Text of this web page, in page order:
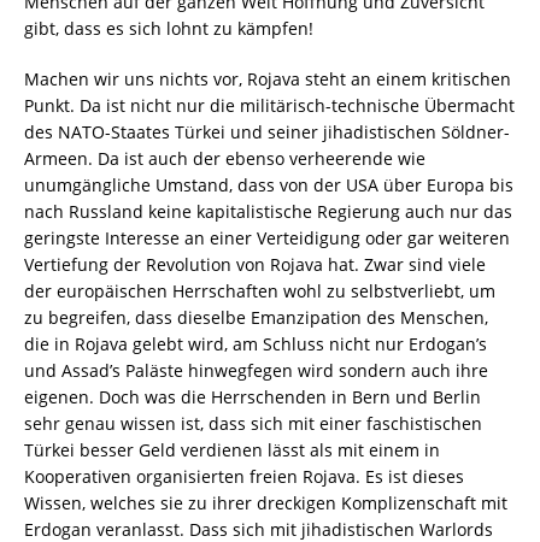
gibt, dass es sich lohnt zu kämpfen!
Machen wir uns nichts vor, Rojava steht an einem kritischen
Punkt. Da ist nicht nur die militärisch-technische Übermacht
des NATO-Staates Türkei und seiner jihadistischen Söldner-
Armeen. Da ist auch der ebenso verheerende wie
unumgängliche Umstand, dass von der USA über Europa bis
nach Russland keine kapitalistische Regierung auch nur das
geringste Interesse an einer Verteidigung oder gar weiteren
Vertiefung der Revolution von Rojava hat. Zwar sind viele
der europäischen Herrschaften wohl zu selbstverliebt, um
zu begreifen, dass dieselbe Emanzipation des Menschen,
die in Rojava gelebt wird, am Schluss nicht nur Erdogan’s
und Assad’s Paläste hinwegfegen wird sondern auch ihre
eigenen. Doch was die Herrschenden in Bern und Berlin
sehr genau wissen ist, dass sich mit einer faschistischen
Türkei besser Geld verdienen lässt als mit einem in
Kooperativen organisierten freien Rojava. Es ist dieses
Wissen, welches sie zu ihrer dreckigen Komplizenschaft mit
Erdogan veranlasst. Dass sich mit jihadistischen Warlords